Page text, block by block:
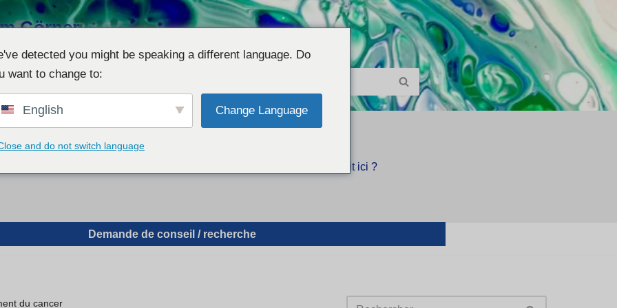
Görner
für supportive phyto- &
Recherchen und
Qui écrit ici ?
Demande de conseil / recherche
du cancer
detected you might be speaking a different language. Do
want to change to:
English Change Language
and do not switch language